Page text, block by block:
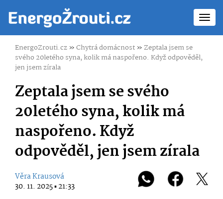
EnergoZrouti.cz»Chytrá domácnost»Zeptala jsem se
svého 20letého syna, kolik má naspořeno. Když odpověděl,
jen jsem zírala
Zeptala jsem se svého
20letého syna, kolik má
naspořeno. Když
odpověděl, jen jsem zírala
Věra Krausová
30. 11. 2025 ▪ 21:33